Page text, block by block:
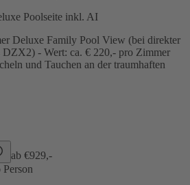
Poolseite inkl. AI
Deluxe Family Pool View (bei direkter
DZX2) - Wert: ca. € 220,- pro Zimmer
und Tauchen an der traumhaften
ab €929,-
Person